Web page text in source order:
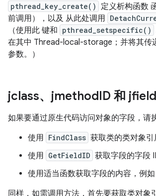
pthread_key_create()
定义析构函数
前调用），以及 从此处调用
（使用此 键和 pthread_setspecific()
在其中 Thread-local-storage；并将其传
参数。）
jclass、jmethodID 和 jfield
如果要通过原生代码访问对象的字段，请
使用 FindClass 获取类的类对象引
使用 GetFieldID 获取字段的字段
使用适当函数获取字段的内容，例如
同样，如需调用方法，首先要获取类对象